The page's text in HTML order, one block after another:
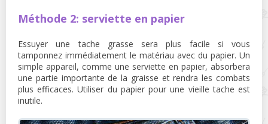
Méthode 2: serviette en papier
Essuyer une tache grasse sera plus facile si vous
tamponnez immédiatement le matériau avec du papier. Un
simple appareil, comme une serviette en papier, absorbera
une partie importante de la graisse et rendra les combats
plus efficaces. Utiliser du papier pour une vieille tache est
inutile.